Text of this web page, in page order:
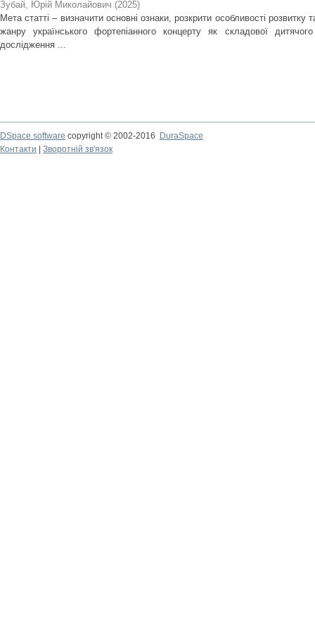
Зубай, Юрій Миколайович (2025)
Мета статті – визначити основні ознаки, розкрити особливості
жанру українського фортепіанного концерту як складової
дослідження ...
DSpace software copyright © 2002-2016
DuraSpace
Контакти
Зворотній зв'язок